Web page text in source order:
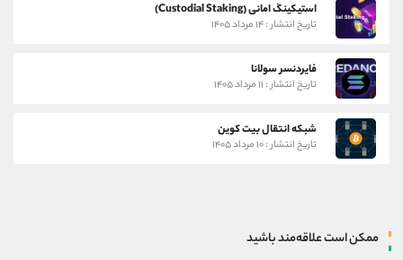
استیکینگ امانی (Custodial Staking)
تاریخ انتشار : ۱۴ مرداد ۱۴۰۵
فایردنسر سولانا
تاریخ انتشار : ۱۱ مرداد ۱۴۰۵
شبکه انتقال بیت کوین
تاریخ انتشار : ۱۰ مرداد ۱۴۰۵
ممکن است علاقه‌مند باشید